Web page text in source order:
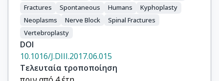
Fractures
Spontaneous Humans
Kyphoplasty
Neoplasms
Nerve Block
Spinal Fractures
Vertebroplasty
DOI
10.1016/J.DIII.2017.06.015
Τελευταία τροποποίηση